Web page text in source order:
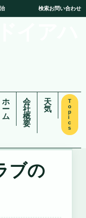
検索お問い合わせ
ホ
ー
ム
会
社
概
要
天
気
T
o
p
i
c
s
ブの